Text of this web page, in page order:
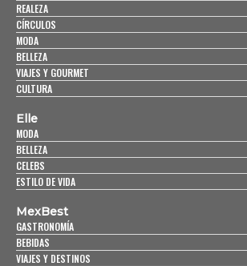
REALEZA
CÍRCULOS
MODA
BELLEZA
VIAJES Y GOURMET
CULTURA
Elle
MODA
BELLEZA
CELEBS
ESTILO DE VIDA
MexBest
GASTRONOMÍA
BEBIDAS
VIAJES Y DESTINOS